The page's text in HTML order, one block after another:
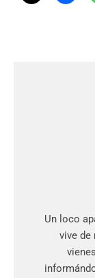
Un loco
vive de